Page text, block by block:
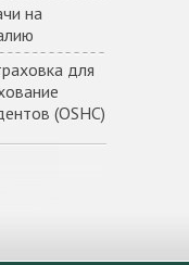
на
для
(OSHC)